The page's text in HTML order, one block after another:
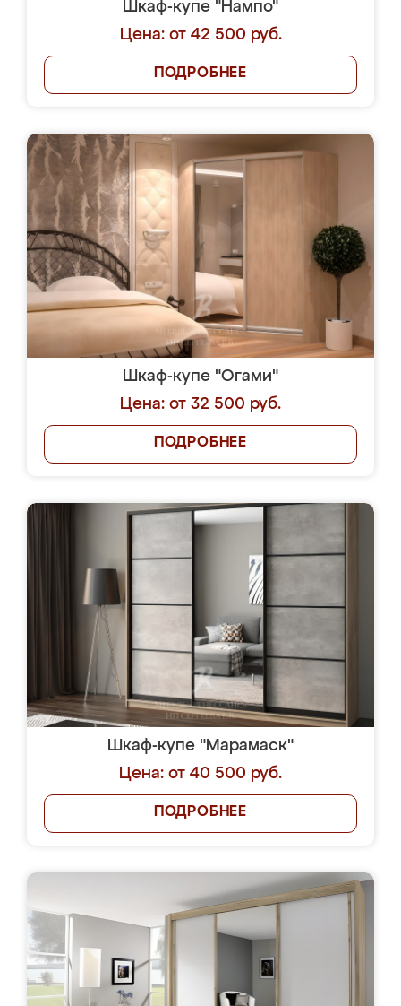
Шкаф-купе "Нампо"
Цена: от 42 500 руб.
ПОДРОБНЕЕ
Шкаф-купе "Огами"
Цена: от 32 500 руб.
ПОДРОБНЕЕ
Шкаф-купе "Марамаск"
Цена: от 40 500 руб.
ПОДРОБНЕЕ